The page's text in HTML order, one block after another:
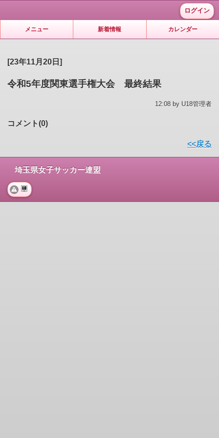
ログイン
メニュー 新着情報 カレンダー
[23年11月20日]
令和5年度関東選手権大会 最終結果
12:08 by U18管理者
コメント(0)
<<戻る
埼玉県女子サッカー連盟